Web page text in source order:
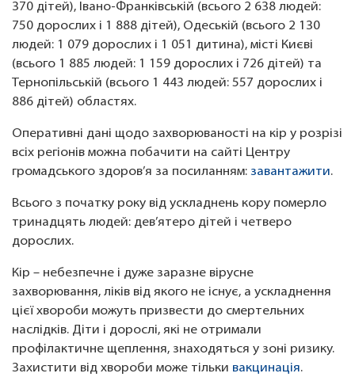
370 дітей), Івано-Франківській (всього 2 638 людей:
750 дорослих і 1 888 дітей), Одеській (всього 2 130
людей: 1 079 дорослих і 1 051 дитина), місті Києві
(всього 1 885 людей: 1 159 дорослих і 726 дітей) та
Тернопільській (всього 1 443 людей: 557 дорослих і
886 дітей) областях.
Оперативні дані щодо захворюваності на кір у розрізі
всіх регіонів можна побачити на сайті Центру
громадського здоров’я за посиланням: завантажити.
Всього з початку року від ускладнень кору померло
тринадцять людей: дев’ятеро дітей і четверо
дорослих.
Кір – небезпечне і дуже заразне вірусне
захворювання, ліків від якого не існує, а ускладнення
цієї хвороби можуть призвести до смертельних
наслідків. Діти і дорослі, які не отримали
профілактичне щеплення, знаходяться у зоні ризику.
Захистити від хвороби може тільки вакцинація.